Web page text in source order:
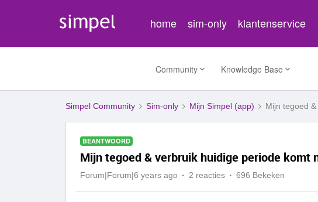
home sim-only klantenservice
Community Knowledge Base
Simpel Community Sim-only Mijn Simpel (app) Mijn tegoed
BEANTWOORD
Mijn tegoed & verbruik huidige periode komt
Forum|Forum|6 years ago 2 reacties 696 Bekeken